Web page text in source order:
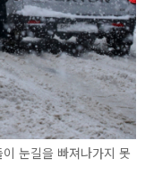
눈길을 빠져나가지 못